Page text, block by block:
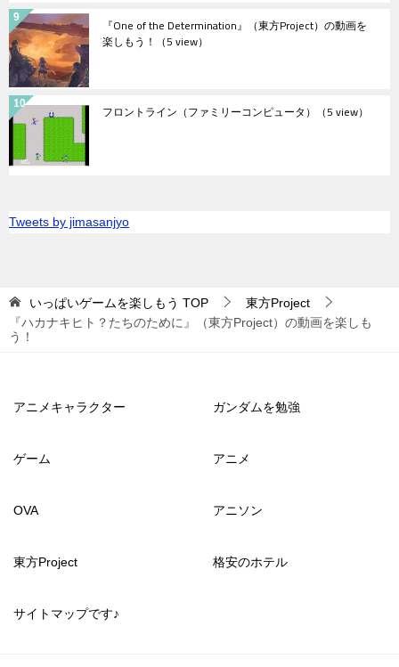
『One of the Determination』（東方Project）の動画を
楽しもう！ （5 view）
フロントライン（ファミリーコンピュータ） （5 view）
Tweets by jimasanjyo
いっぱいゲームを楽しもう TOP
東方Project
『ハカナキヒト？たちのために』（東方Project）の動画を楽しも
う！
アニメキャラクター ガンダムを勉強
ゲーム アニメ
OVA アニソン
東方Project 格安のホテル
サイトマップです♪